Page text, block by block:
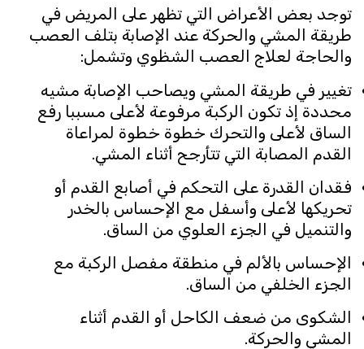
توجد بعض الأعراض التي تظهر على المريض في
طريقة المشي والحركة عند الإصابة بتلف العصب
والحاجة لعلاج العصب الشظوي وتشمل:
تغيير في طريقة المشي ويصاحب الإصابة مشيه
محددة إذ تكون الركبة مرفوعة لأعلى مسببا رفع
الساق لأعلى والتحرك خطوة خطوة لمراعاة
القدم المصابة التي تتأرجح أثناء المشي.
فقدان القدرة على التحكم في أصابع القدم أو
تحريكها لأعلى وأسفل مع الإحساس بالخدر
والتنميل في الجزء العلوي من الساق.
الإحساس بالألم في منطقة مفصل الركبة مع
الجزء الخلفي من الساق.
الشكوى من ضعف الكاحل أو القدم أثناء
المشي والحركة.